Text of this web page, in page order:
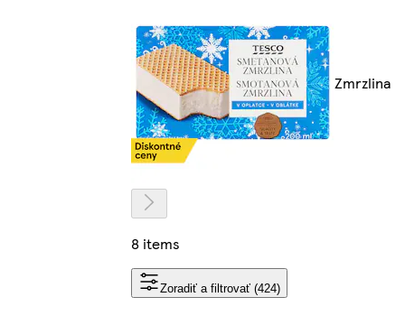
Zmrzlina
8 items
Zoradiť a filtrovať (424)